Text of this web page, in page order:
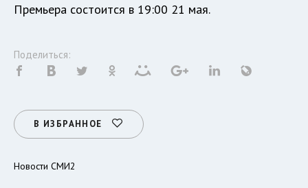
Премьера состоится в 19:00 21 мая.
Поделиться:
В ИЗБРАННОЕ
Новости СМИ2